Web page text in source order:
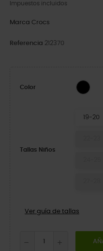
Impuestos incluidos
Marca Crocs
Referencia 212370
Color Multi
Tallas Niños
19-20
Ver guía de tallas